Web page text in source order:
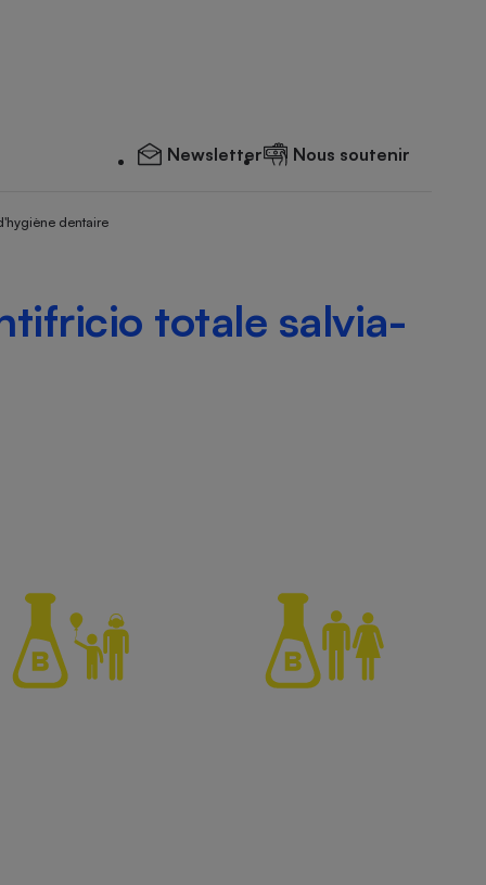
Newsletter Nous soutenir
dentaire
totale salvia-